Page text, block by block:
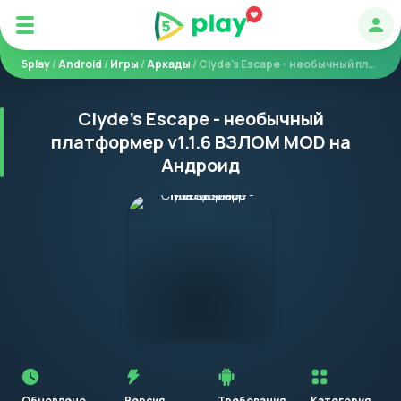
5play/Android /Игры /Аркады / Clyde's Escape - необычный платформер
Clyde's Escape - необычный
платформер v1.1.6 ВЗЛОМ MOD на
Андроид
установкой
приложения